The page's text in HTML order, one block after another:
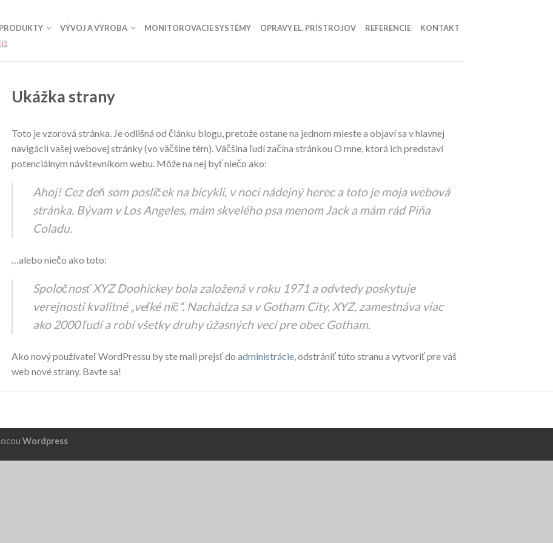
PRODUKTY VÝVOJ A VÝROBA MONITOROVACIE SYSTÉMY OPRAVY EL. PRÍSTROJOV REFERENCIE KONTAKT
Ukážka strany
Toto je vzorová stránka. Je odlišná od článku blogu, pretože ostane na jednom mieste a objaví sa v hlavnej
navigácii vašej webovej stránky (vo väčšine tém). Väčšina ľudí začína stránkou O mne, ktorá ich predstaví
potenciálnym návštevníkom webu. Môže na nej byť niečo ako:
Ahoj! Cez deň som poslíček na bicykli, v noci nádejný herec a toto je moja webová
stránka. Bývam v Los Angeles, mám skvelého psa menom Jack a mám rád Piña
Coladu.
…alebo niečo ako toto:
Spoločnosť XYZ Doohickey bola založená v roku 1971 a odvtedy poskytuje
verejnosti kvalitné „veľké nič“. Nachádza sa v Gotham City, XYZ, zamestnáva viac
ako 2000 ľudí a robí všetky druhy úžasných vecí pre obec Gotham.
Ako nový používateľ WordPressu by ste mali prejsť do administrácie, odstrániť túto stranu a vytvoriť pre váš
web nové strany. Bavte sa!
Wordpress